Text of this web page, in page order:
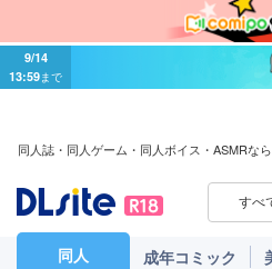
9/14
13:59まで
同人誌・同人ゲーム・同人ボイス・ASMRな
すべ
同人 成年コミック